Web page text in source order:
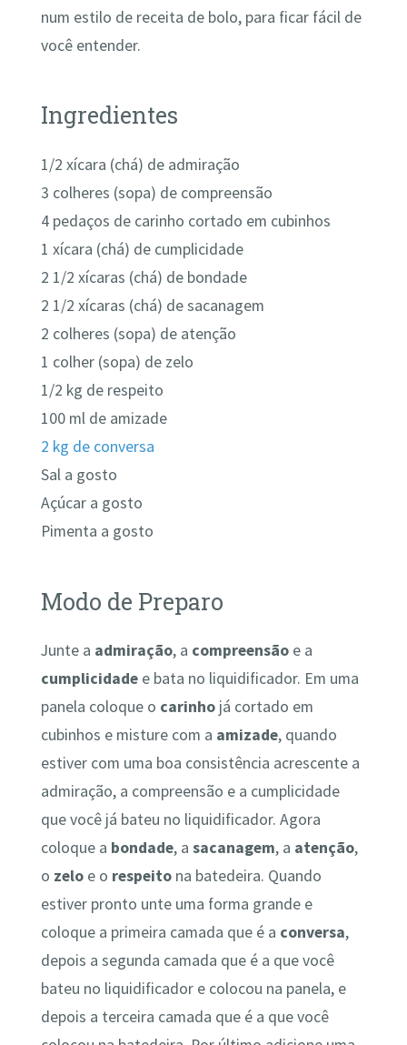
num estilo de receita de bolo, para ficar fácil de
você entender.
Ingredientes
1/2 xícara (chá) de admiração
3 colheres (sopa) de compreensão
4 pedaços de carinho cortado em cubinhos
1 xícara (chá) de cumplicidade
2 1/2 xícaras (chá) de bondade
2 1/2 xícaras (chá) de sacanagem
2 colheres (sopa) de atenção
1 colher (sopa) de zelo
1/2 kg de respeito
100 ml de amizade
2 kg de conversa
Sal a gosto
Açúcar a gosto
Pimenta a gosto
Modo de Preparo
Junte a admiração, a compreensãoe a
cumplicidadee bata no liquidificador. Em uma
panela coloque o carinhojá cortado em
cubinhos e misture com a amizade, quando
estiver com uma boa consistência acrescente a
admiração, a compreensão e a cumplicidade
que você já bateu no liquidificador. Agora
coloque a bondade, a sacanagem, a atenção,
o zeloe o respeitona batedeira. Quando
estiver pronto unte uma forma grande e
coloque a primeira camada que é a conversa,
depois a segunda camada que é a que você
bateu no liquidificador e colocou na panela, e
depois a terceira camada que é a que você